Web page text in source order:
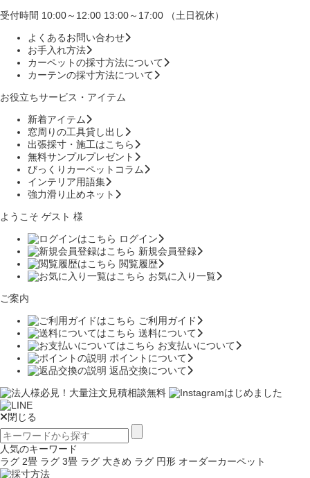
受付時間 10:00～12:00 13:00～17:00 （土日祝休）
よくあるお問い合わせ
お手入れ方法
カーペットの採寸方法について
カーテンの採寸方法について
お役立ちサービス・アイテム
新着アイテム
窓周りの工具貸し出し
出張採寸・施工はこちら
無料サンプルプレゼント
びっくりカーペットコラム
インテリア用語集
強力滑り止めネット
ようこそ ゲスト 様
ログイン
新規会員登録
閲覧履歴
お気に入り一覧
ご案内
ご利用ガイド
送料について
お支払いについて
ポイントについて
返品交換について
閉じる
人気のキーワード
ラグ 2畳 ラグ 3畳 ラグ 大きめ ラグ 円形 オーダーカーペット